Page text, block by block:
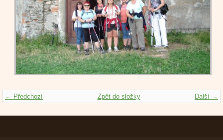
← Předchozí Další →
Zpět do složky